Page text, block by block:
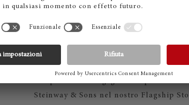
Dal 1853 Steinway & Sons supporta i
eccellenza musicale. Ognuno di questi
utilizzando solo i migliori materiali e
a capolavori di ingegneria e
Steinway & Sons nel nostro Flagship